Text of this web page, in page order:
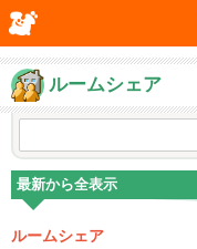
ルームシェア
最新から全表示
ルームシェア